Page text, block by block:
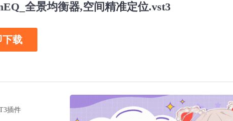
全景均衡器,空间精准定位.vst3
下载
插件